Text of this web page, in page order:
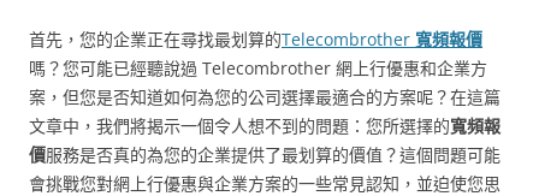
首先，您的企業正在尋找最划算的Telecombrother 寬頻報價
嗎？您可能已經聽說過 Telecombrother 網上行優惠和企業方
案，但您是否知道如何為您的公司選擇最適合的方案呢？在這篇
文章中，我們將揭示一個令人想不到的問題：您所選擇的寬頻報
價服務是否真的為您的企業提供了最划算的價值？這個問題可能
會挑戰您對網上行優惠與企業方案的一些常見認知，並迫使您思